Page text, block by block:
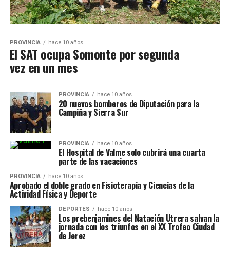
PROVINCIA hace 10 años
El SAT ocupa Somonte por segunda
vez en un mes
PROVINCIA hace 10 años
20 nuevos bomberos de Diputación para la
Campiña y Sierra Sur
PROVINCIA hace 10 años
El Hospital de Valme solo cubrirá una cuarta
parte de las vacaciones
PROVINCIA hace 10 años
Aprobado el doble grado en Fisioterapia y Ciencias de la
Actividad Física y Deporte
DEPORTES hace 10 años
Los prebenjamines del Natación Utrera salvan la
jornada con los triunfos en el XX Trofeo Ciudad
de Jerez